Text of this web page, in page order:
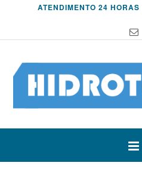
ATENDIMENTO 24 HORAS